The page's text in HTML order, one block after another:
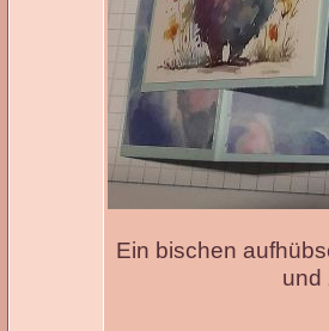
Ein bischen
und